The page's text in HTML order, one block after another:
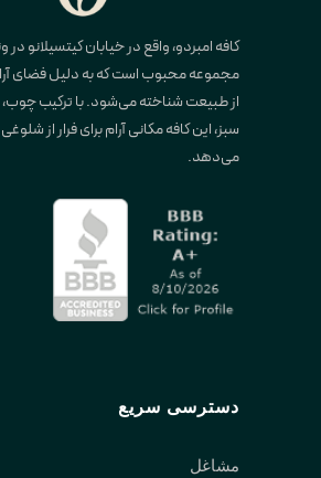
کافه امبردو، واقع در خیابان کیتسیلانو در
مجموعه محبوب است که به دلیل فضای
از طبیعت شناخته می‌شود. با ترکیب
سبز، این کافه مکانی آرام برای فرار از
می‌دهد.
دسترسی سریع
مشاغل